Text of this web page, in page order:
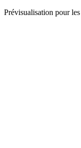
Prévisualisation pour